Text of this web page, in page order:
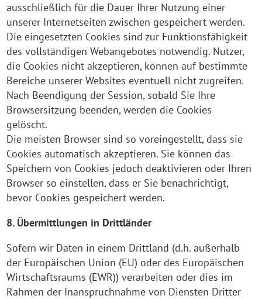
ausschließlich für die Dauer Ihrer Nutzung einer
unserer Internetseiten zwischen gespeichert werden.
Die eingesetzten Cookies sind zur Funktionsfähigkeit
des vollständigen Webangebotes notwendig. Nutzer,
die Cookies nicht akzeptieren, können auf bestimmte
Bereiche unserer Websites eventuell nicht zugreifen.
Nach Beendigung der Session, sobald Sie Ihre
Browsersitzung beenden, werden die Cookies
gelöscht.
Die meisten Browser sind so voreingestellt, dass sie
Cookies automatisch akzeptieren. Sie können das
Speichern von Cookies jedoch deaktivieren oder Ihren
Browser so einstellen, dass er Sie benachrichtigt,
bevor Cookies gespeichert werden.
8. Übermittlungen in Drittländer
Sofern wir Daten in einem Drittland (d.h. außerhalb
der Europäischen Union (EU) oder des Europäischen
Wirtschaftsraums (EWR)) verarbeiten oder dies im
Rahmen der Inanspruchnahme von Diensten Dritter